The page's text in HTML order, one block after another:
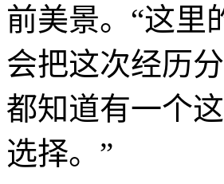
前美景。“这里
会把这次经历
都知道有一个
选择。”